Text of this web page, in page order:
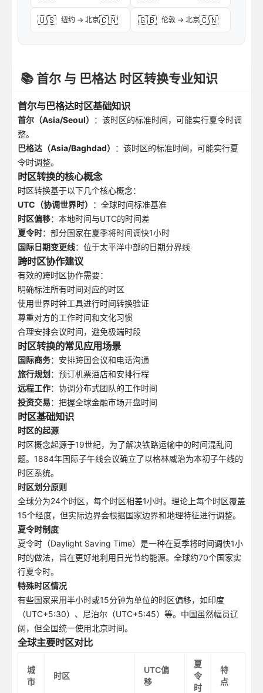
🇺🇸 纽约 → 北京🇨🇳 🇬🇧 伦敦 → 北京🇨🇳
📚 首尔 与 巴格达 时区转换专业知识
首尔与巴格达时区基础知识
首尔（Asia/Seoul）
：该时区的标准时间，可能实行夏令时调
整。
巴格达（Asia/Baghdad）
：该时区的标准时间，可能实行夏
令时调整。
时区转换的核心概念
时区转换基于以下几个核心概念：
UTC（协调世界时）
：全球时间标准基准
时区偏移：本地时间与UTC的时间差
夏令时：部分国家在夏季将时间调快1小时
国际日期变更线：位于太平洋中部的日期分界线
跨时区协作建议
有效的跨时区协作需要：
明确标注所有时间对应的时区
使用世界时钟工具进行时间转换验证
尊重对方的工作时间和文化习惯
合理安排会议时间，避免极端时段
时区转换的常见应用场景
国际商务：安排跨国会议和电话沟通
旅行规划 ：预订机票酒店和安排行程
远程工作：协调分布式团队的工作时间
投资交易：把握全球金融市场开盘时间
时区基础知识
时区的起源
时区概念起源于19世纪，为了解决铁路运输中的时间混乱问
题。1884年国际子午线会议确立了以格林威治为本初子午线的
时区系统。
时区划分原则
全球分为24个时区，每个时区相差1小时。理论上每个时区覆盖
15个经度，但实际边界会根据国家边界和地理特征进行调整。
夏令时制度
夏令时（Daylight Saving Time）是一种在夏季将时间调快1小
时的做法，旨在更好地利用日光节约能源。全球约70个国家实
行夏令时。
特殊时区情况
有些国家采用半小时或15分钟为单位的时区偏移，如印度
（UTC+5:30）、尼泊尔（UTC+5:45）等。中国虽然幅员辽
阔，但全国统一使用北京时间。
全球主要时区对比
城
市
时区
UTC偏
移
夏
令
时
特
点